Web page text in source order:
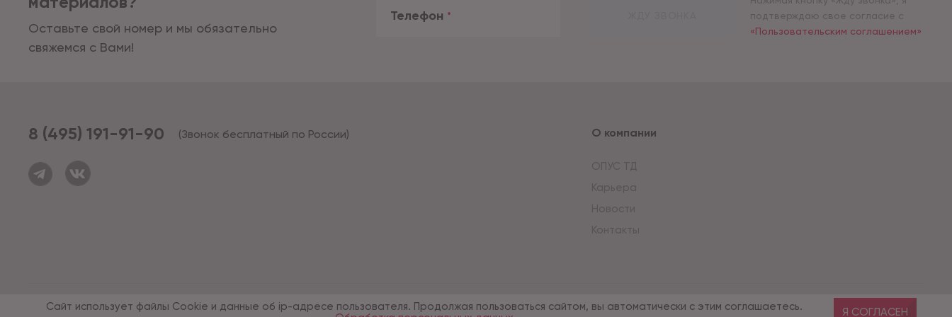
Оставьте свой номер и мы обязательно
свяжемся с Вами!
Телефон *
подтверждаю свое согласие с
«Пользовательским соглашением»
8 (495) 191-91-90 (Звонок бесплатный по России) О компании
ОПУС ТД
Карьера
Новости
Контакты
© 1994 - 2026*, «ОПУС ТД» Разработка сайта — компания «Факт»
Сайт использует файлы Cookie и данные об ip-адресе пользователя. Продолжая пользоваться сайтом, вы автоматически с этим соглашаетесь.
Я СОГЛАСЕН